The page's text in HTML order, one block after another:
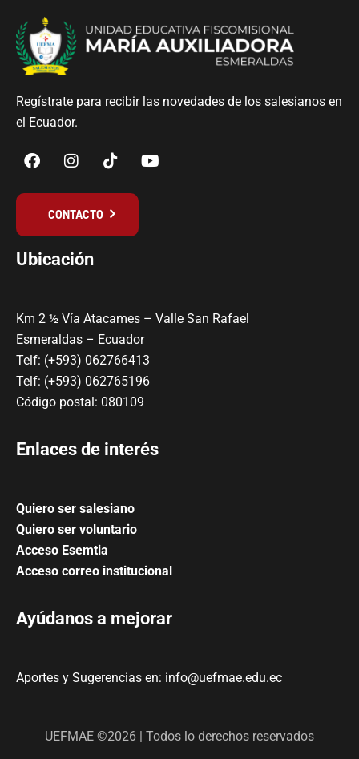
Regístrate para recibir las novedades de los salesianos en
el Ecuador.
CONTACTO
Ubicación
Km 2 ½ Vía Atacames – Valle San Rafael
Esmeraldas – Ecuador
Telf: (+593) 062766413
Telf: (+593) 062765196
Código postal: 080109
Enlaces de interés
Quiero ser salesiano
Quiero ser voluntario
Acceso Esemtia
Acceso correo institucional
Ayúdanos a mejorar
Aportes y Sugerencias en: info@uefmae.edu.ec
UEFMAE ©2026 | Todos lo derechos reservados